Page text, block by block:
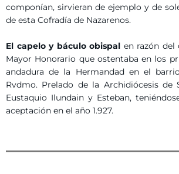
componían, sirvieran de ejemplo y de
de esta Cofradía de Nazarenos.
El capelo y báculo obispal en razón del
Mayor Honorario que ostentaba en los
andadura de la Hermandad en el
Rvdmo. Prelado de la Archidiócesis de
Eustaquio Ilundain y Esteban,
aceptación en el año 1.927.